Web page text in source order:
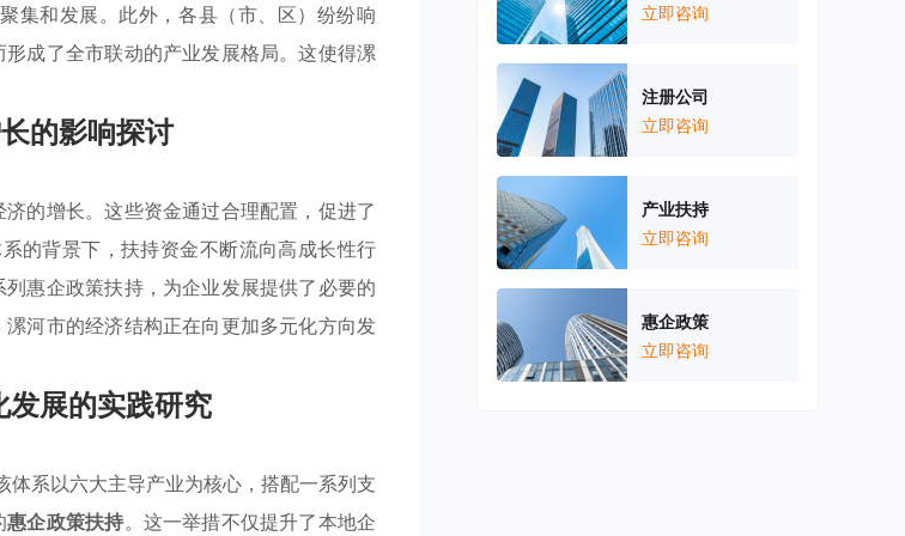
集和发展。此外，各县（市、区）纷纷响
成了全市联动的产业发展格局。这使得漯
的影响探讨
的增长。这些资金通过合理配置，促进了
的背景下，扶持资金不断流向高成长性行
惠企政策扶持，为企业发展提供了必要的
河市的经济结构正在向更加多元化方向发
发展的实践研究
体系以六大主导产业为核心，搭配一系列支
惠企政策扶持。这一举措不仅提升了本地企
立即咨询
注册公司
立即咨询
产业扶持
立即咨询
惠企政策
立即咨询